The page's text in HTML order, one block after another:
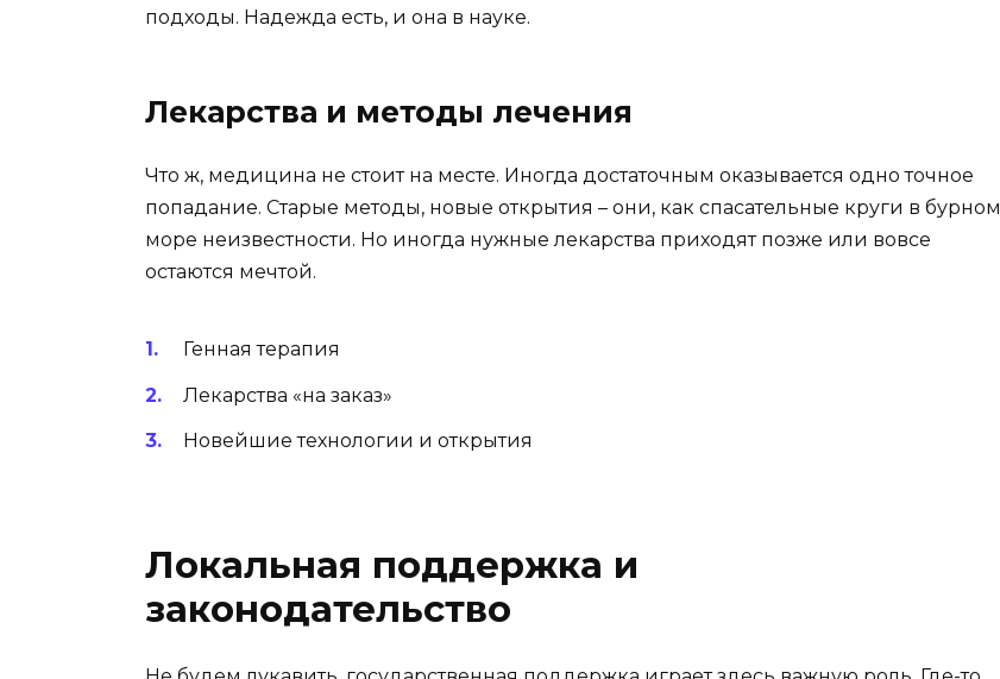
подходы. Надежда есть, и она в науке.
Лекарства и методы лечения
Что ж, медицина не стоит на месте. Иногда достаточным оказывается одно точное
попадание. Старые методы, новые открытия – они, как спасательные круги в бурном
море неизвестности. Но иногда нужные лекарства приходят позже или вовсе
остаются мечтой.
Генная терапия
Лекарства «на заказ»
Новейшие технологии и открытия
Локальная поддержка и
законодательство